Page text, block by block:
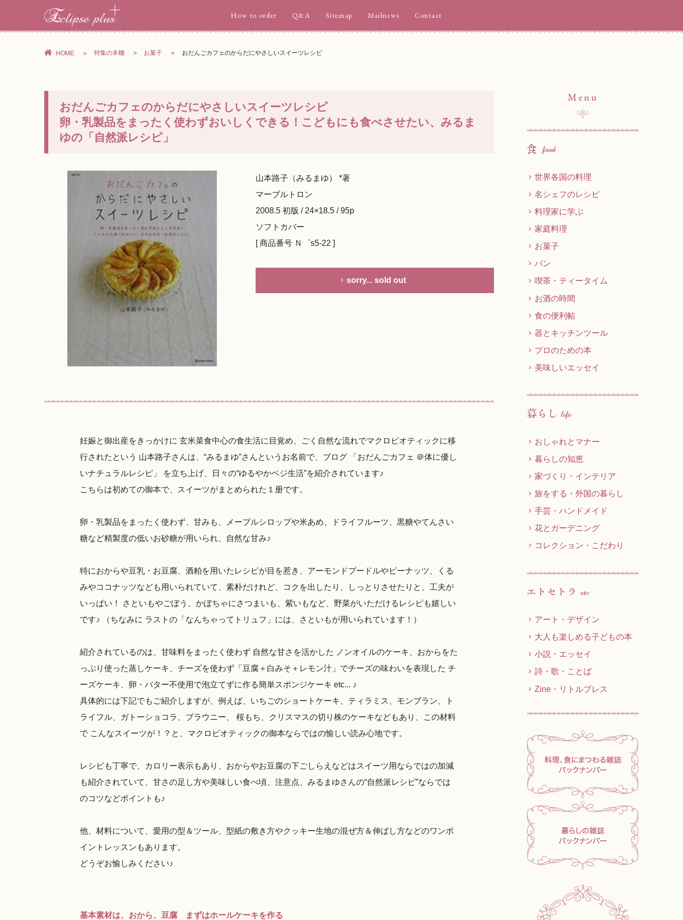
How to order Q&A Sitemap Mailnews Contact
HOME 特集の本棚 お菓子 おだんごカフェのからだにやさしいスイーツレシピ
おだんごカフェのからだにやさしいスイーツレシピ
卵・乳製品をまったく使わずおいしくできる！こどもにも食べさせたい、みるま
ゆの「自然派レシピ」
山本路子（みるまゆ） *著
マーブルトロン
2008.5 初版 / 24×18.5 / 95p
ソフトカバー
[ 商品番号 Ｎ゜s5-22 ]
sorry... sold out
妊娠と御出産をきっかけに 玄米菜食中心の食生活に目覚め、ごく自然な流れでマクロビオティックに移
行されたという 山本路子さんは、“みるまゆ”さんというお名前で、ブログ 「おだんごカフェ ＠体に優し
いナチュラルレシピ」 を立ち上げ、日々の“ゆるやかベジ生活”を紹介されています♪
こちらは初めての御本で、スイーツがまとめられた１册です。
卵・乳製品をまったく使わず、甘みも、メープルシロップや米あめ、ドライフルーツ、黒糖やてんさい
糖など精製度の低いお砂糖が用いられ、自然な甘み♪
特におからや豆乳・お豆腐、酒粕を用いたレシピが目を惹き、アーモンドプードルやピーナッツ、くる
みやココナッツなども用いられていて、素朴だけれど、コクを出したり、しっとりさせたりと、工夫が
いっぱい！ さといもやごぼう、かぼちゃにさつまいも、紫いもなど、野菜がいただけるレシピも嬉しい
です♪ （ちなみに ラストの「なんちゃってトリュフ」には、さといもが用いられています！）
紹介されているのは、甘味料をまったく使わず 自然な甘さを活かした ノンオイルのケーキ、おからをた
っぷり使った蒸しケーキ、チーズを使わず「豆腐＋白みそ＋レモン汁」でチーズの味わいを表現した チ
ーズケーキ、卵・バター不使用で泡立てずに作る簡単スポンジケーキ etc... ♪
具体的には下記でもご紹介しますが、例えば、いちごのショートケーキ、ティラミス、モンブラン、ト
ライフル、ガトーショコラ、ブラウニー、 桜もち、クリスマスの切り株のケーキなどもあり、この材料
で こんなスイーツが！？と、マクロビオティックの御本ならではの愉しい読み心地です。
レシピも丁寧で、カロリー表示もあり、おからやお豆腐の下ごしらえなどはスイーツ用ならではの加減
も紹介されていて、甘さの足し方や美味しい食べ頃、注意点、みるまゆさんの“自然派レシピ”ならでは
のコツなどポイントも♪
他、材料について、愛用の型＆ツール、型紙の敷き方やクッキー生地の混ぜ方＆伸ばし方などのワンポ
イントレッスンもあります。
どうぞお愉しみください♪
基本素材は、おから、豆腐 まずはホールケーキを作る
Menu
世界各国の料理
名シェフのレシピ
料理家に学ぶ
家庭料理
お菓子
パン
喫茶・ティータイム
お酒の時間
食の便利帖
器とキッチンツール
プロのための本
美味しいエッセイ
おしゃれとマナー
暮らしの知恵
家づくり・インテリア
旅をする・外国の暮らし
手芸・ハンドメイド
花とガーデニング
コレクション・こだわり
アート・デザイン
大人も楽しめる子どもの本
小説・エッセイ
詩・歌・ことば
Zine・リトルプレス